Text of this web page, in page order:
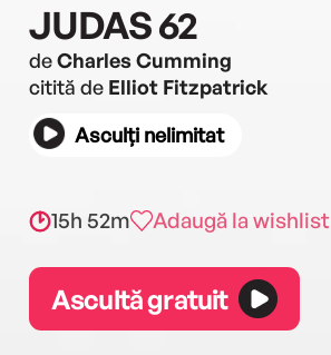
JUDAS 62
deCharles Cumming
citită de Elliot Fitzpatrick
Asculți nelimitat
15h 52m Adaugă la wishlist
Ascultă gratuit